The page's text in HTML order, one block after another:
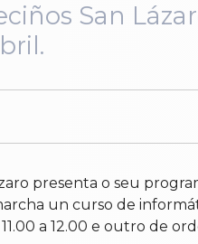
San
presenta o seu
un curso de
a 12.00 e outro de